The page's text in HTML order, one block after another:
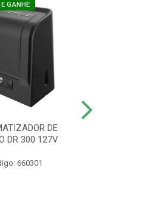
GANHE
DE
DR 300 127V
660301